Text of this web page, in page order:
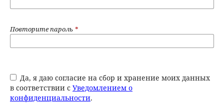
Повторите пароль *
Да, я даю согласие на сбор и хранение моих данных
в соответствии с Уведомлением о
конфиденциальности.